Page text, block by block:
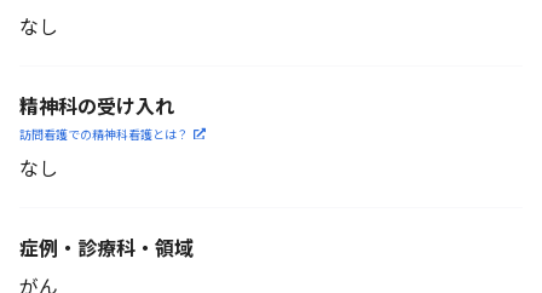
なし
精神科の受け入れ
訪問看護での精神科看護とは？
なし
症例・診療科・ 領域
がん